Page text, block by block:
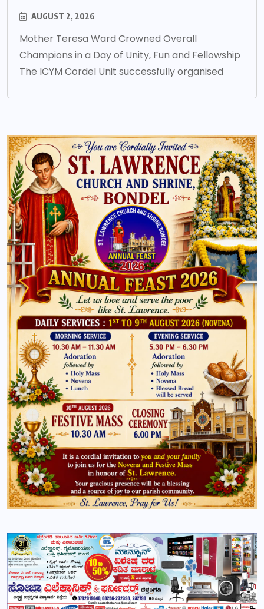
AUGUST 2, 2026
Mother Teresa Ward Crowned Overall
Champions in a Day of Unity, Fun and Fellowship
The ICYM Cordel Unit successfully organised